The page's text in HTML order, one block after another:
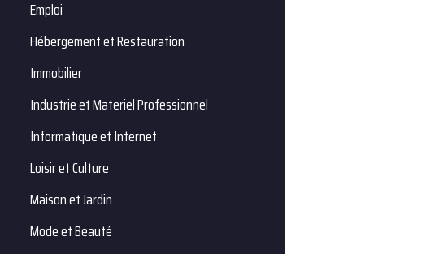
Emploi
Hébergement et Restauration
Immobilier
Industrie et Materiel Professionnel
Informatique et Internet
Loisir et Culture
Maison et Jardin
Mode et Beauté